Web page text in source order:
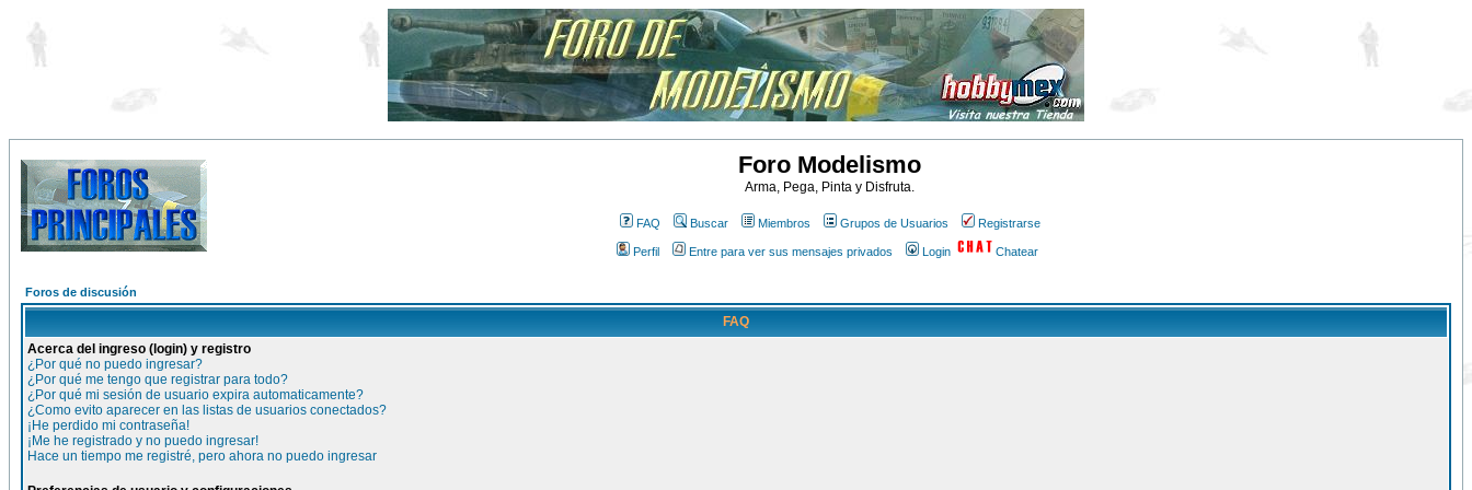
Foro Modelismo
Arma, Pega, Pinta y Disfruta.
FAQ Buscar Miembros Grupos de Usuarios Registrarse
Perfil Entre para ver sus mensajes privados Login Chatear
Foros de discusión
FAQ
Acerca del ingreso (login) y registro
¿Por qué no puedo ingresar?
¿Por qué me tengo que registrar para todo?
¿Por qué mi sesión de usuario expira automaticamente?
¿Como evito aparecer en las listas de usuarios conectados?
¡He perdido mi contraseña!
¡Me he registrado y no puedo ingresar!
Hace un tiempo me registré, pero ahora no puedo ingresar